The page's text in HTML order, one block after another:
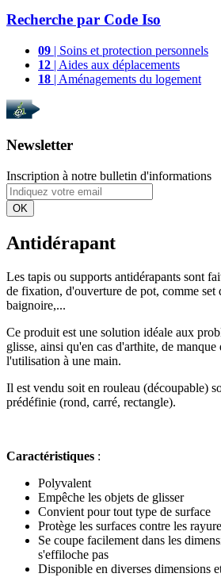
Recherche par Code Iso
09 | Soins et protection personnels
12 | Aides aux déplacements
18 | Aménagements du logement
Newsletter
Inscription à notre bulletin d'informations
OK
Antidérapant
Les tapis ou supports antidérapants sont
de fixation, d'ouverture de pot, comme set
baignoire,...
Ce produit est une solution idéale aux
glisse, ainsi qu'en cas d'arthite, de
l'utilisation à une main.
Il est vendu soit en rouleau (découpable)
prédéfinie (rond, carré, rectangle).
Caractéristiques :
Polyvalent
Empêche les objets de glisser
Convient pour tout type de surface
Protège les surfaces contre les
Se coupe facilement dans les
s'effiloche pas
Disponible en diverses dimensions